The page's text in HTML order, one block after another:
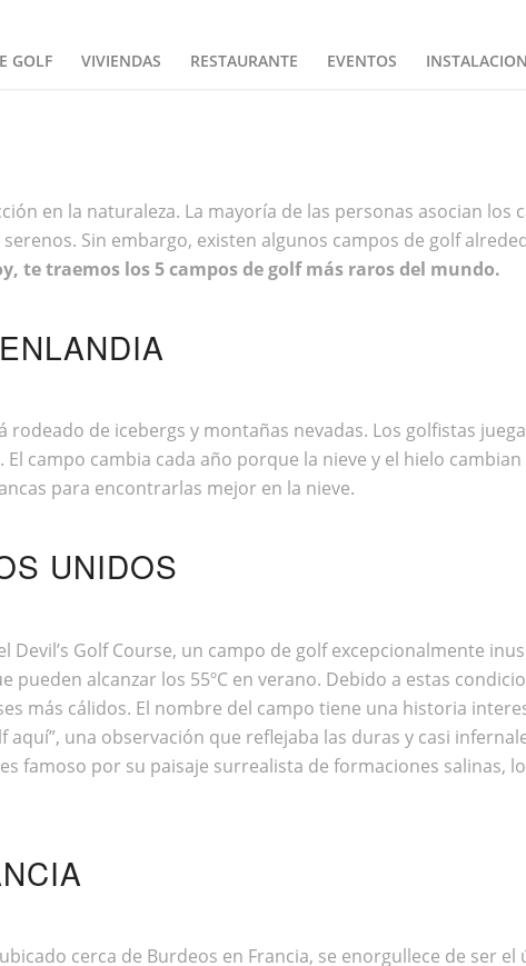
GOLF VIVIENDAS RESTAURANTE EVENTOS
en la naturaleza. La mayoría de las personas asocian los
Sin embargo, existen algunos campos de golf
te traemos los 5 campos de golf más raros del mundo.
de icebergs y montañas nevadas. Los golfistas
campo cambia cada año porque la nieve y el hielo
para encontrarlas mejor en la nieve.
UNIDOS
Golf Course, un campo de golf excepcionalmente
alcanzar los 55ºC en verano. Debido a estas
más cálidos. El nombre del campo tiene una historia
una observación que reflejaba las duras y casi
famoso por su paisaje surrealista de formaciones salinas,
cerca de Burdeos en Francia, se enorgullece de ser